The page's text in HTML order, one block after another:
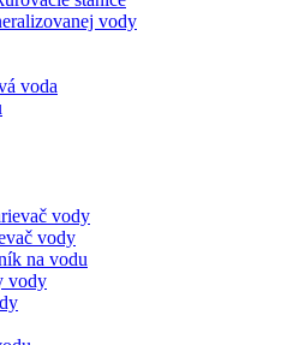
vody
voda
vody
vody
na vodu
vody